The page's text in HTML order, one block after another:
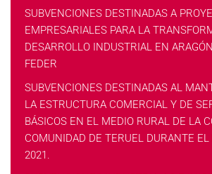
SUBVENCIONES DESTINADAS A
EMPRESARIALES PARA LA
DESARROLLO INDUSTRIAL EN
FEDER
SUBVENCIONES DESTINADAS AL
LA ESTRUCTURA COMERCIAL Y DE
BÁSICOS EN EL MEDIO RURAL DE LA
COMUNIDAD DE TERUEL DURANTE
2021.